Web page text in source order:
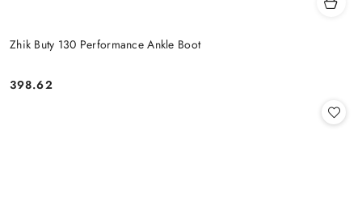
Zhik Buty 130 Performance Ankle Boot
Cena:
398.62